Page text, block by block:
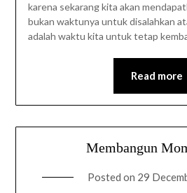
karena sekarang kita akan
bukan waktunya untuk disalahkan
adalah waktu kita untuk tetap
Read more
Membangun
Posted on 29